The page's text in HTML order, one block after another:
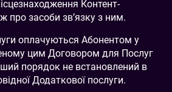
Контент-
про засоби зв’язку з ним.
оплачуються Абонентом у
цим Договором для Послуг
порядок не встановлений в
Додаткової послуги.